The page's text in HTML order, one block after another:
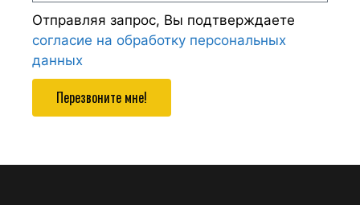
Отправляя запрос, Вы подтверждаете
согласие на обработку персональных
данных
Перезвоните мне!